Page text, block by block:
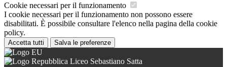
Cookie necessari per il funzionamento
I cookie necessari per il funzionamento non possono essere
disabilitati. È possibile consultare l'elenco nella pagina della cookie
policy.
Accetta tutti Salva le preferenze
Liceo Sebastiano Satta